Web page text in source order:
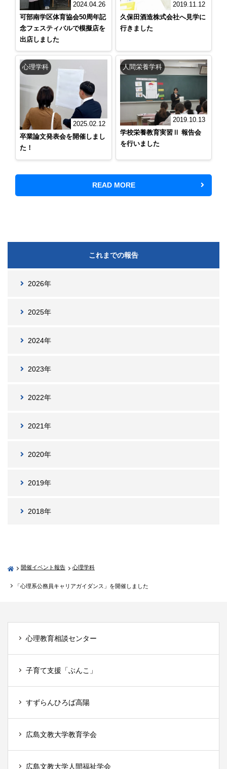
2024.04.26
可部南学区体育協会50周年記
念フェスティバルで模擬店を
出店しました
2019.11.12
久保田酒造株式会社へ見学に
行きました
心理学科
2025.02.12
卒業論文発表会を開催しまし
た！
人間栄養学科
2019.10.13
学校栄養教育実習Ⅱ 報告会
を行いました
READ MORE
これまでの報告
2026年
2025年
2024年
2023年
2022年
2021年
2020年
2019年
2018年
開催イベント報告 心理学科
「心理系公務員キャリアガイダンス」を開催しました
心理教育相談センター
子育て支援「ぶんこ」
すずらんひろば高陽
広島文教大学教育学会
広島文教大学人間福祉学会